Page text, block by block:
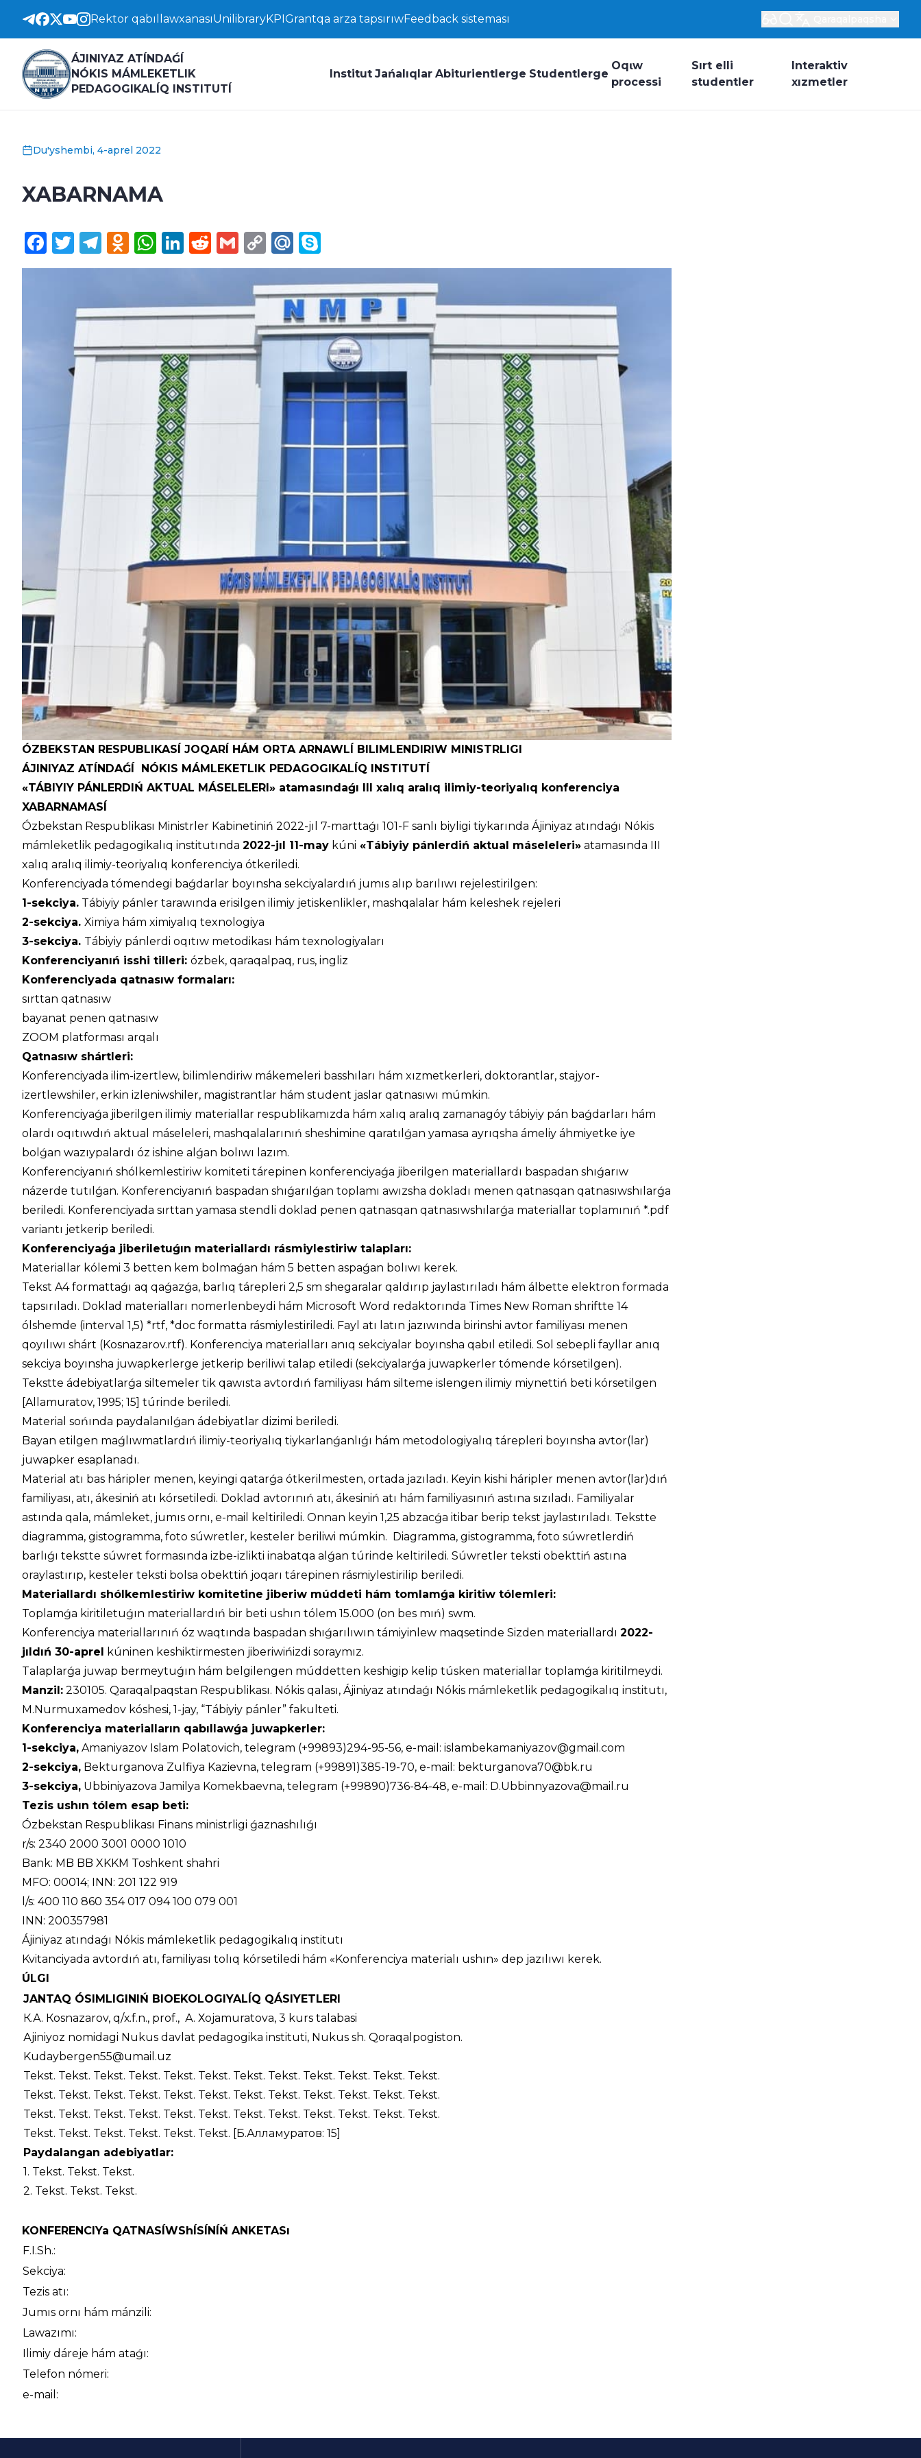
Rektor qabıllawxanasıUnilibraryKPIGrantqa arza tapsırıwFeedback sisteması
ÁJINIYAZ ATÍNDAǴÍ
NÓKIS MÁMLEKETLIK
PEDAGOGIKALÍQ INSTITUTÍ
Institut Jańalıqlar Abiturientlerge Studentlerge
Oqɩw
processi
Sırt elli
studentler
Interaktiv
xızmetler
Du'yshembi, 4-aprel 2022
XABARNAMA
Facebook
Twitter
Telegram
Odnoklassniki
WhatsApp
LinkedIn
Reddit
Gmail
Copy
Link
Mail.Ru
ÓZBEKSTAN RESPUBLIKASÍ JOQARÍ HÁM ORTA ARNAWLÍ BILIMLENDIRIW MINISTRLIGI
ÁJINIYAZ ATÍNDAǴÍ
NÓKIS MÁMLEKETLIK PEDAGOGIKALÍQ INSTITUTÍ
«TÁBIYIY PÁNLERDIŃ AKTUAL MÁSELELERI» atamasındaǵı III xalıq aralıq ilimiy-teoriyalıq konferenciya
XABARNAMASÍ
Ózbekstan Respublikası Ministrler Kabinetiniń 2022-jıl 7-marttaǵı 101-F sanlı biyligi tiykarında Ájiniyaz atındaǵı Nókis
mámleketlik pedagogikalıq institutında 2022-jıl 11-may kúni «Tábiyiy pánlerdiń aktual máseleleri» atamasında III
xalıq aralıq ilimiy-teoriyalıq konferenciya ótkeriledi.
Konferenciyada tómendegi baǵdarlar boyınsha sekciyalardıń jumıs alıp barılıwı rejelestirilgen:
1-sekciya. Tábiyiy pánler tarawında erisilgen ilimiy jetiskenlikler, mashqalalar hám keleshek rejeleri
2-sekciya. Ximiya hám ximiyalıq texnologiya
3-sekciya. Tábiyiy pánlerdi oqıtıw metodikası hám texnologiyaları
Konferenciyanıń isshi tilleri: ózbek, qaraqalpaq, rus, ingliz
Konferenciyada qatnasıw formaları:
sırttan qatnasıw
bayanat penen qatnasıw
ZOOM platforması arqalı
Qatnasıw shártleri:
Konferenciyada ilim-izertlew, bilimlendiriw mákemeleri basshıları hám xızmetkerleri, doktorantlar, stajyor-
izertlewshiler, erkin izleniwshiler, magistrantlar hám student jaslar qatnasıwı múmkin.
Konferenciyaǵa jiberilgen ilimiy materiallar respublikamızda hám xalıq aralıq zamanagóy tábiyiy pán baǵdarları hám
olardı oqıtıwdıń aktual máseleleri, mashqalalarınıń sheshimine qaratılǵan yamasa ayrıqsha ámeliy áhmiyetke iye
bolǵan wazıypalardı óz ishine alǵan bolıwı lazım.
Konferenciyanıń shólkemlestiriw komiteti tárepinen konferenciyaǵa jiberilgen materiallardı baspadan shıǵarıw
názerde tutılǵan. Konferenciyanıń baspadan shıǵarılǵan toplamı awızsha dokladı menen qatnasqan qatnasıwshılarǵa
beriledi. Konferenciyada sırttan yamasa stendli doklad penen qatnasqan qatnasıwshılarǵa materiallar toplamınıń *.pdf
variantı jetkerip beriledi.
Konferenciyaǵa jiberiletuǵın materiallardı rásmiylestiriw talapları:
Materiallar kólemi 3 betten kem bolmaǵan hám 5 betten aspaǵan bolıwı kerek.
Tekst A4 formattaǵı aq qaǵazǵa, barlıq tárepleri 2,5 sm shegaralar qaldırıp jaylastırıladı hám álbette elektron formada
tapsırıladı. Doklad materialları nomerlenbeydi hám Microsoft Word redaktorında Times New Roman shriftte 14
ólshemde (interval 1,5) *rtf, *doc formatta rásmiylestiriledi. Fayl atı latın jazıwında birinshi avtor familiyası menen
qoyılıwı shárt (Kosnazarov.rtf). Konferenciya materialları anıq sekciyalar boyınsha qabıl etiledi. Sol sebepli fayllar anıq
sekciya boyınsha juwapkerlerge jetkerip beriliwi talap etiledi (sekciyalarǵa juwapkerler tómende kórsetilgen).
Tekstte ádebiyatlarǵa siltemeler tik qawısta avtordıń familiyası hám silteme islengen ilimiy miynettiń beti kórsetilgen
[Allamuratov, 1995; 15] túrinde beriledi.
Material sońında paydalanılǵan ádebiyatlar dizimi beriledi.
Bayan etilgen maǵlıwmatlardıń ilimiy-teoriyalıq tiykarlanǵanlıǵı hám metodologiyalıq tárepleri boyınsha avtor(lar)
juwapker esaplanadı.
Material atı bas háripler menen, keyingi qatarǵa ótkerilmesten, ortada jazıladı. Keyin kishi háripler menen avtor(lar)dıń
familiyası, atı, ákesiniń atı kórsetiledi. Doklad avtorınıń atı, ákesiniń atı hám familiyasınıń astına sızıladı. Familiyalar
astında qala, mámleket, jumıs ornı, e-mail keltiriledi. Onnan keyin 1,25 abzacǵa itibar berip tekst jaylastırıladı. Tekstte
diagramma, gistogramma, foto súwretler, kesteler beriliwi múmkin. Diagramma, gistogramma, foto súwretlerdiń
barlıǵı tekstte súwret formasında izbe-izlikti inabatqa alǵan túrinde keltiriledi. Súwretler teksti obekttiń astına
oraylastırıp, kesteler teksti bolsa obekttiń joqarı tárepinen rásmiylestirilip beriledi.
Materiallardı shólkemlestiriw komitetine jiberiw múddeti hám tomlamǵa kiritiw tólemleri:
Toplamǵa kiritiletuǵın materiallardıń bir beti ushın tólem 15.000 (on bes mıń) swm.
Konferenciya materiallarınıń óz waqtında baspadan shıǵarılıwın támiyinlew maqsetinde Sizden materiallardı 2022-
jıldıń 30-aprel
kúninen keshiktirmesten jiberiwińizdi soraymız.
Talaplarǵa juwap bermeytuǵın hám belgilengen múddetten keshigip kelip túsken materiallar toplamǵa kiritilmeydi.
Manzil: 230105. Qaraqalpaqstan Respublikası. Nókis qalası, Ájiniyaz atındaǵı Nókis mámleketlik pedagogikalıq institutı,
M.Nurmuxamedov kóshesi, 1-jay, “Tábiyiy pánler” fakulteti.
Konferenciya materialların qabıllawǵa juwapkerler:
1-sekciya, Amaniyazov Islam Polatovich, telegram (+99893)294-95-56, e-mail: islambekamaniyazov@gmail.com
2-sekciya, Bekturganova Zulfiya Kazievna, telegram (+99891)385-19-70, e-mail: bekturganova70@bk.ru
3-sekciya, Ubbiniyazova Jamilya Komekbaevna, telegram (+99890)736-84-48, e-mail: D.Ubbinnyazova@mail.ru
Tezis ushın tólem esap beti:
Ózbekstan Respublikası Finans ministrligi ǵaznashılıǵı
r/s: 2340 2000 3001 0000 1010
Bank: MB BB XKKM Toshkent shahri
MFO: 00014; INN: 201 122 919
l/s: 400 110 860 354 017 094 100 079 001
INN: 200357981
Ájiniyaz atındaǵı Nókis mámleketlik pedagogikalıq institutı
Kvitanciyada avtordıń atı, familiyası tolıq kórsetiledi hám «Konferenciya materialı ushın» dep jazılıwı kerek.
ÚLGI
JANTAQ ÓSIMLIGINIŃ BIOEKOLOGIYALÍQ QÁSIYETLERI
К.А. Коsnazarov, q/х.f.n., prof., А. Хоjamuratova, 3 kurs talabasi
Аjiniyoz nomidagi Nukus davlat pedagogika instituti, Nukus sh. Qoraqalpogiston.
Kudaybergen55@umail.uz
Tekst. Tekst. Tekst. Tekst. Tekst. Tekst. Tekst. Tekst. Tekst. Tekst. Tekst. Tekst.
Tekst. Tekst. Tekst. Tekst. Tekst. Tekst. Tekst. Tekst. Tekst. Tekst. Tekst. Tekst.
Tekst. Tekst. Tekst. Tekst. Tekst. Tekst. Tekst. Tekst. Tekst. Tekst. Tekst. Tekst.
Tekst. Tekst. Tekst. Tekst. Tekst. Tekst. [Б.Алламуратов: 15]
Paydalangan adebiyatlar:
1. Tekst. Tekst. Tekst.
2. Tekst. Tekst. Tekst.
KONFERENCIYa QATNASÍWShÍSÍNÍŃ ANKETASı
F.I.Sh.:
Sekciya:
Tezis atı:
Jumıs ornı hám mánzili:
Lawazımı:
Ilimiy dáreje hám ataǵı:
Telefon nómeri:
e-mail: